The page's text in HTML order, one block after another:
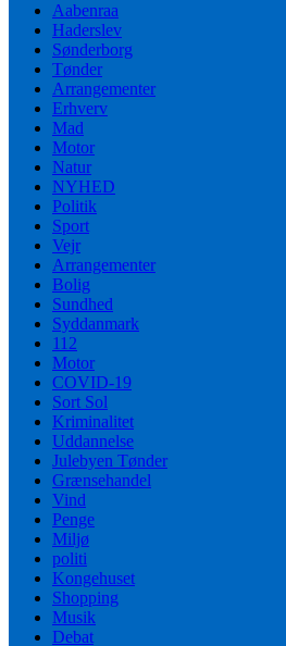
Aabenraa
Haderslev
Sønderborg
Tønder
Arrangementer
Erhverv
Mad
Motor
Natur
NYHED
Politik
Sport
Vejr
Arrangementer
Bolig
Sundhed
Syddanmark
112
Motor
COVID-19
Sort Sol
Kriminalitet
Uddannelse
Julebyen Tønder
Grænsehandel
Vind
Penge
Miljø
politi
Kongehuset
Shopping
Musik
Debat